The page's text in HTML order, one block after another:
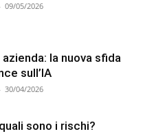
- 09/05/2026
azienda: la nuova sfida
sull’IA
- 30/04/2026
sono i rischi?